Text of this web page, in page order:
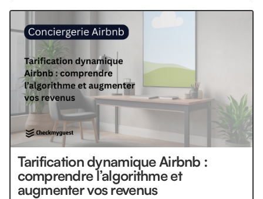
Tarification dynamique Airbnb :
comprendre l’algorithme et
augmenter vos revenus